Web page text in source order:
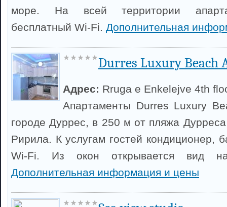
море. На всей территории
бесплатный Wi-Fi. Дополнительная
Durres Luxury Beach
Адрес: Rruga e Enkelejve 4th
Апартаменты Durres Luxury
городе Дуррес, в 250 м от пляжа
Ририла. К услугам гостей кондиционер,
Wi-Fi. Из окон открывается вид
Дополнительная информация и цены